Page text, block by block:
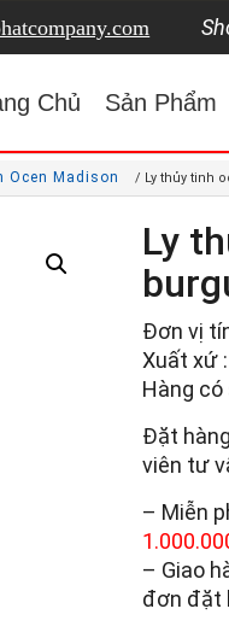
Chủ Sản Phẩm
Ocen Madison / Ly thủy tinh
Ly
Đơn vị
Xuất xứ
Hàng có
Đặt
viên tư
– Miễn
– Giao
đơn đặt